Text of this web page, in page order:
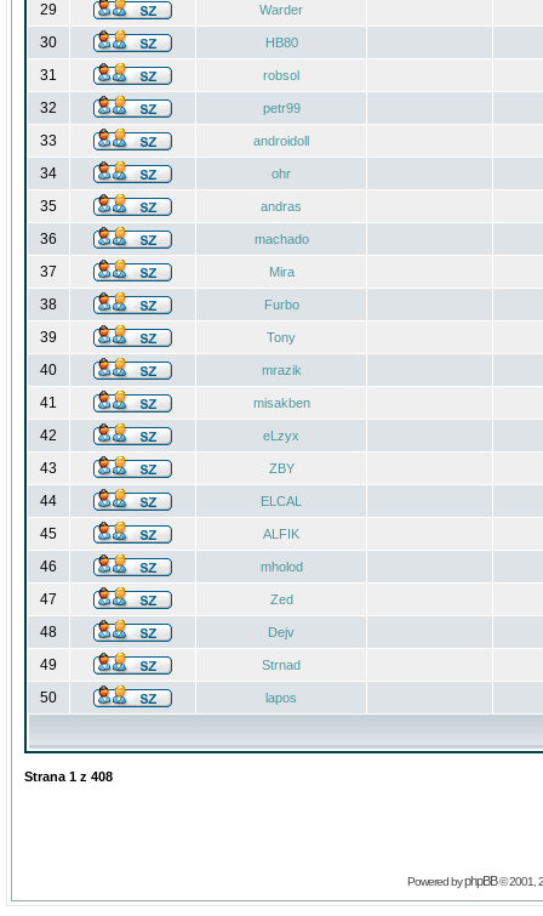
29 Warder
30 HB80
31 robsol
32 petr99
33 androidoll
34 ohr
35 andras
36 machado
37 Mira
38 Furbo
39 Tony
40 mrazik
41 misakben
42 eLzyx
43 ZBY
44 ELCAL
45 ALFIK
46 mholod
47 Zed
48 Dejv
49 Strnad
50 lapos
Strana 1 z 408
Powered byphpBB© 2001,